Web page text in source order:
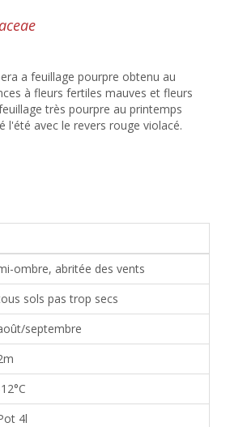
a feuillage pourpre obtenu au
à fleurs fertiles mauves et fleurs
très pourpre au printemps
l'été avec le revers rouge violacé.
ombre, abritée des vents
sols pas trop secs
septembre
4l